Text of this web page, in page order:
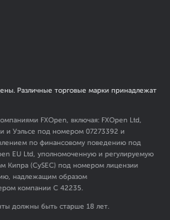
Различные торговые марки принадлежат
FXOpen, включая: FXOpen Ltd,
и Уэльсе под номером 07273392 и
по финансовому поведению под
EU Ltd, уполномоченную и регулируемую
Кипра (CySEC) под номером лицензии
надлежащим образом
компании C 42235.
должны быть старше 18 лет.